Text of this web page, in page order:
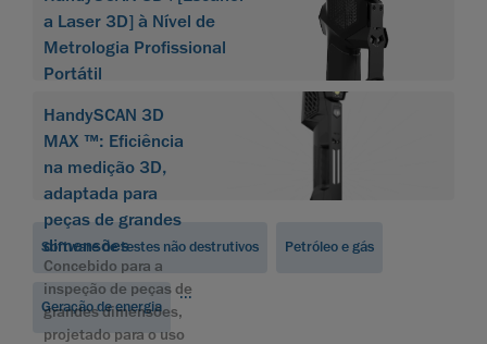
a Laser 3D] à Nível de
Metrologia Profissional
Portátil
HandySCAN 3D
MAX ™: Eficiência
na medição 3D,
adaptada para
peças de grandes
dimensões
Concebido para a
inspeção de peças de
grandes dimensões,
projetado para o uso
Software de testes não destrutivos Petróleo e gás
Geração de energia
...